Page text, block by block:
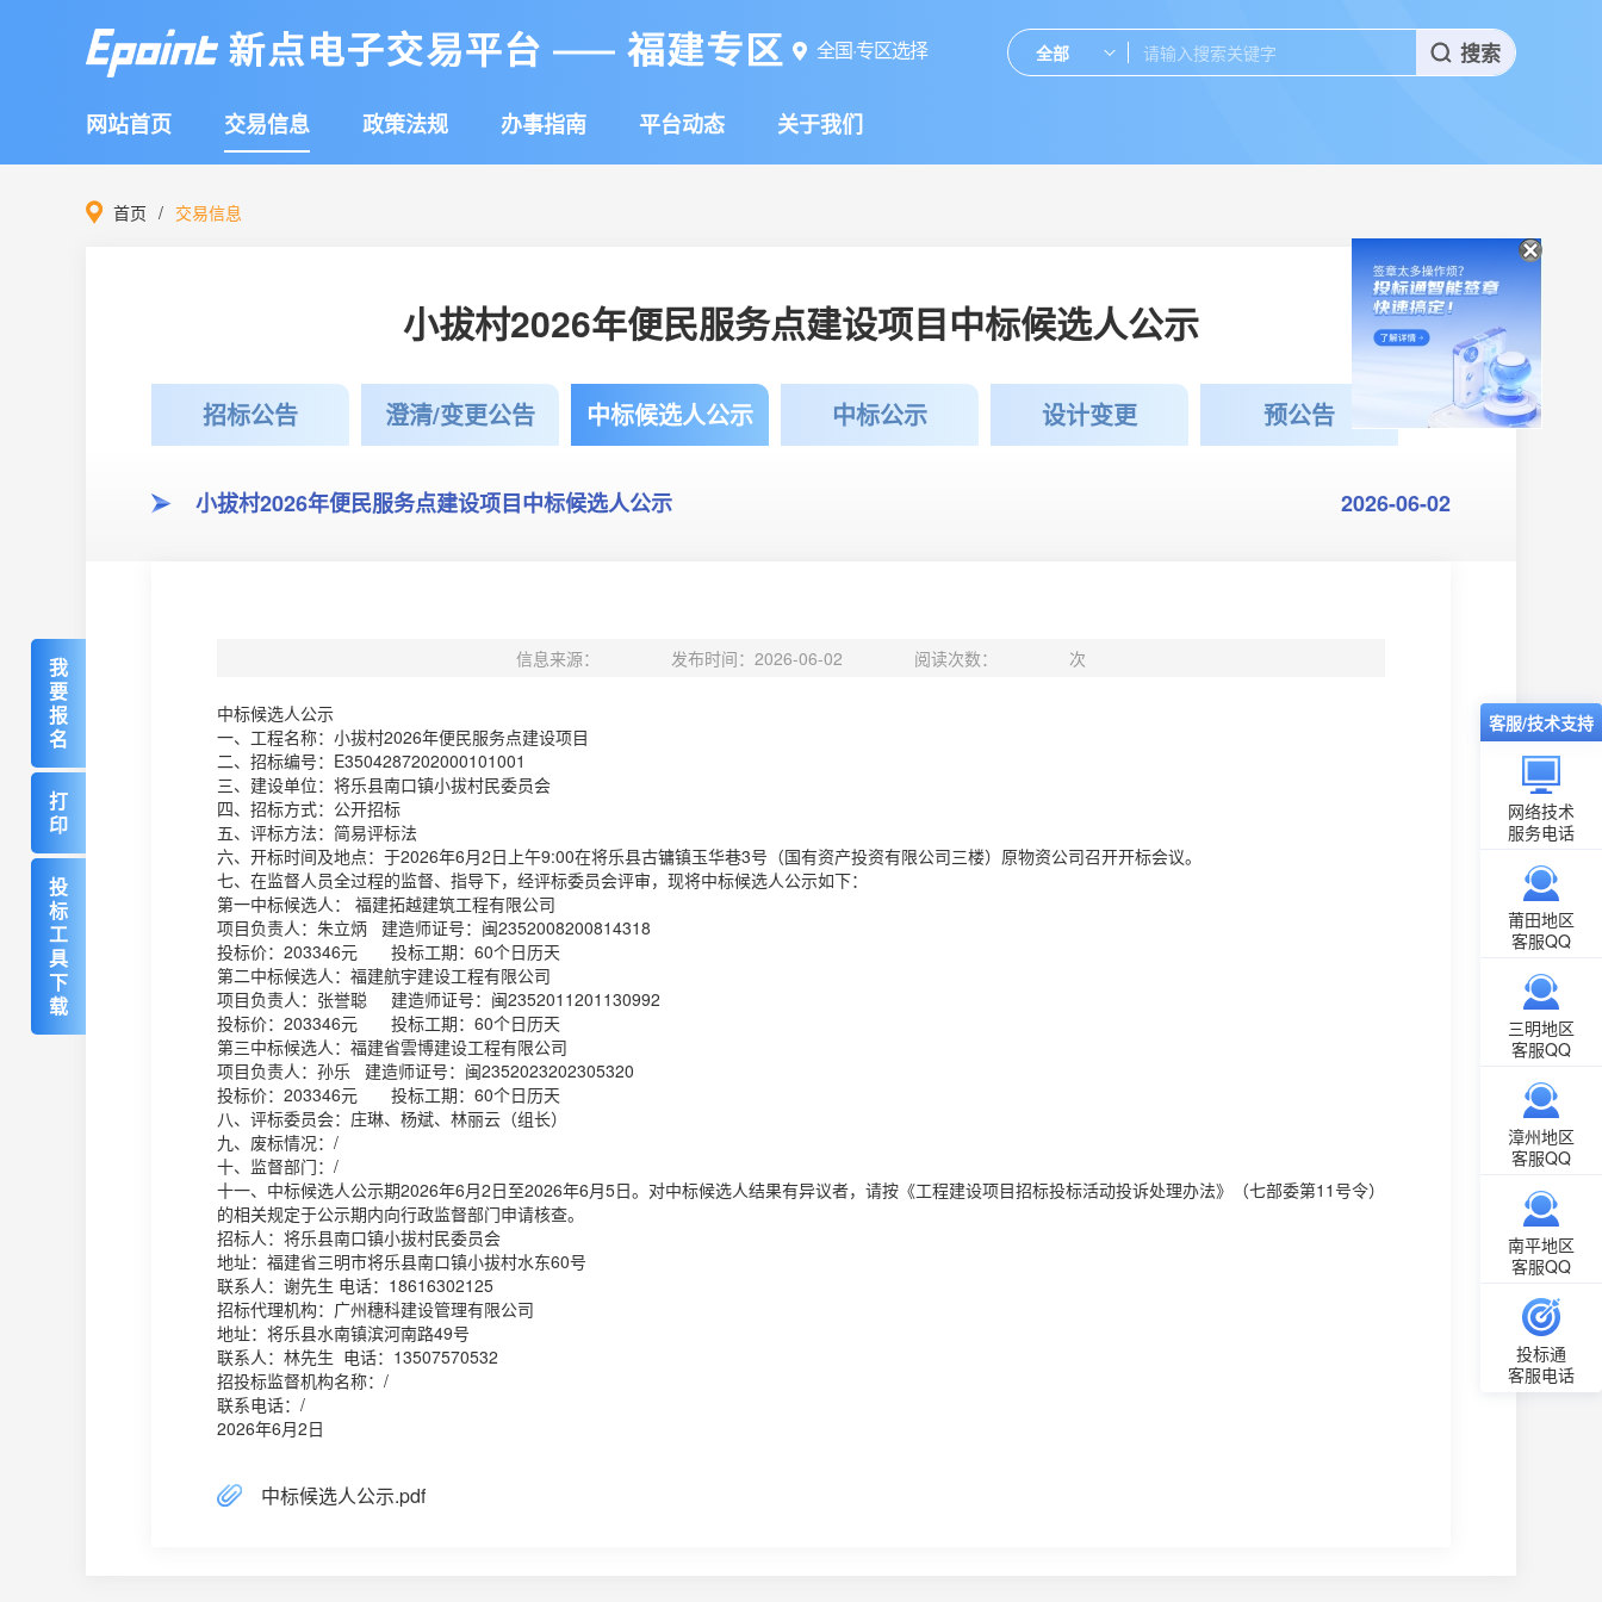
全国·专区选择 全部 搜索
网站首页 交易信息 政策法规 办事指南 平台动态 关于我们
客服/技术支持
网络技术
服务电话
莆田地区
客服QQ
三明地区
客服QQ
漳州地区
客服QQ
南平地区
客服QQ
投标通
客服电话
首页 交易信息
小拔村2026年便民服务点建设项目中标候选人公示
招标公告 澄清/变更公告 中标候选人公示 中标公示 设计变更 预公告
小拔村2026年便民服务点建设项目中标候选人公示 2026-06-02
信息来源： 发布时间：2026-06-02 阅读次数： 次
中标候选人公示
一、工程名称：小拔村2026年便民服务点建设项目
二、招标编号：E3504287202000101001
三、建设单位：将乐县南口镇小拔村民委员会
四、招标方式：公开招标
五、评标方法：简易评标法
六、开标时间及地点：于2026年6月2日上午9:00在将乐县古镛镇玉华巷3号（国有资产投资有限公司三楼）原物资公司召开开标会议。
七、在监督人员全过程的监督、指导下，经评标委员会评审，现将中标候选人公示如下：
第一中标候选人： 福建拓越建筑工程有限公司
项目负责人：朱立炳 建造师证号：闽2352008200814318
投标价：203346元 投标工期：60个日历天
第二中标候选人：福建航宇建设工程有限公司
项目负责人：张誉聪 建造师证号：闽2352011201130992
投标价：203346元 投标工期：60个日历天
第三中标候选人：福建省雲博建设工程有限公司
项目负责人：孙乐 建造师证号：闽2352023202305320
投标价：203346元 投标工期：60个日历天
八、评标委员会：庄琳、杨斌、林丽云（组长）
九、废标情况：/
十、监督部门：/
十一、中标候选人公示期2026年6月2日至2026年6月5日。对中标候选人结果有异议者，请按《工程建设项目招标投标活动投诉处理办法》（七部委第11号令）
的相关规定于公示期内向行政监督部门申请核查。
招标人：将乐县南口镇小拔村民委员会
地址：福建省三明市将乐县南口镇小拔村水东60号
联系人：谢先生 电话：18616302125
招标代理机构：广州穗科建设管理有限公司
地址：将乐县水南镇滨河南路49号
联系人：林先生 电话：13507570532
招投标监督机构名称：/
联系电话：/
2026年6月2日
中标候选人公示.pdf
我
要
报
名
打
印
投
标
工
具
下
载